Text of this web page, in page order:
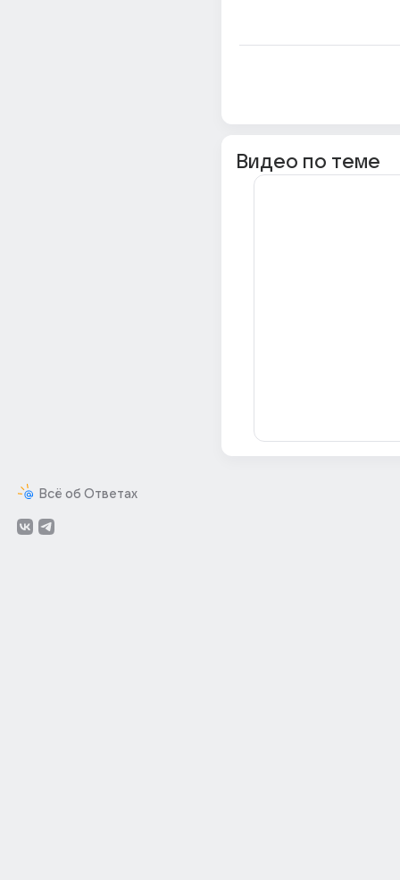
Всё об Ответах
Видео по теме